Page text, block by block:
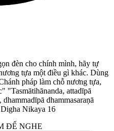
đèn cho chính mình, hãy tự
tựa một điều gì khác. Dùng
pháp làm chỗ nương tựa,
"Tasmātihānanda, attadīpā
dhammadīpā dhammasaraṇā
Nikaya 16
ĐỂ NGHE